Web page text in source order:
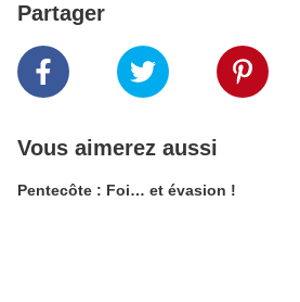
Partager
Vous aimerez aussi
Pentecôte : Foi… et évasion !